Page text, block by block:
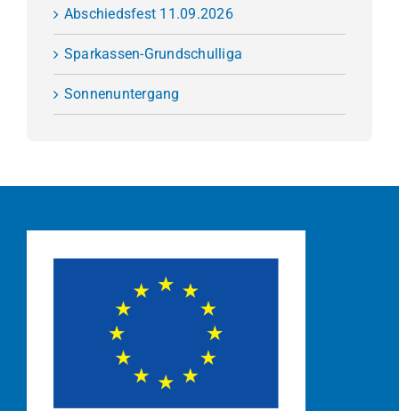
Abschiedsfest 11.09.2026
Sparkassen-Grundschulliga
Sonnenuntergang